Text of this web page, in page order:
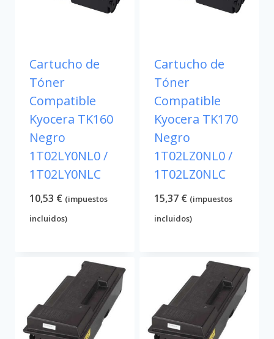
Cartucho de
Tóner
Compatible
Kyocera TK160
Negro
1T02LY0NL0 /
1T02LY0NLC
10,53 € (impuestos
incluidos)
Cartucho de
Tóner
Compatible
Kyocera TK170
Negro
1T02LZ0NL0 /
1T02LZ0NLC
15,37 € (impuestos
incluidos)